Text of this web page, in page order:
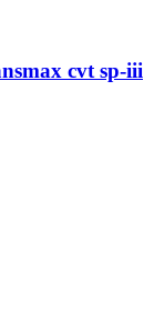
cvt sp-iii